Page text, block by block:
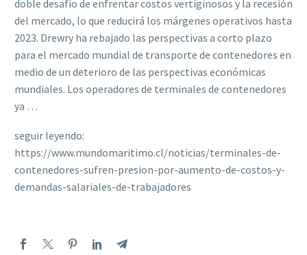
doble desafío de enfrentar costos vertiginosos y la recesión
del mercado, lo que reducirá los márgenes operativos hasta
2023. Drewry ha rebajado las perspectivas a corto plazo
para el mercado mundial de transporte de contenedores en
medio de un deterioro de las perspectivas económicas
mundiales. Los operadores de terminales de contenedores
ya …
seguir leyendo:
https://www.mundomaritimo.cl/noticias/terminales-de-
contenedores-sufren-presion-por-aumento-de-costos-y-
demandas-salariales-de-trabajadores